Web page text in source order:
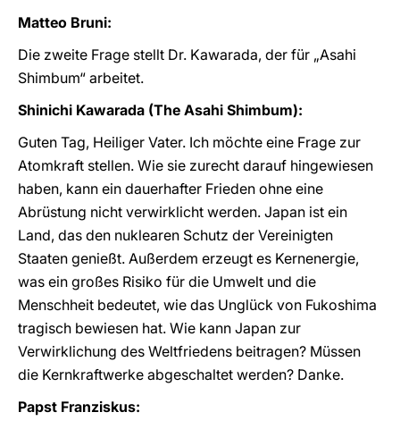
Matteo Bruni:
Die zweite Frage stellt Dr. Kawarada, der für „Asahi
Shimbum“ arbeitet.
Shinichi Kawarada (The Asahi Shimbum):
Guten Tag, Heiliger Vater. Ich möchte eine Frage zur
Atomkraft stellen. Wie sie zurecht darauf hingewiesen
haben, kann ein dauerhafter Frieden ohne eine
Abrüstung nicht verwirklicht werden. Japan ist ein
Land, das den nuklearen Schutz der Vereinigten
Staaten genießt. Außerdem erzeugt es Kernenergie,
was ein großes Risiko für die Umwelt und die
Menschheit bedeutet, wie das Unglück von Fukoshima
tragisch bewiesen hat. Wie kann Japan zur
Verwirklichung des Weltfriedens beitragen? Müssen
die Kernkraftwerke abgeschaltet werden? Danke.
Papst Franziskus: